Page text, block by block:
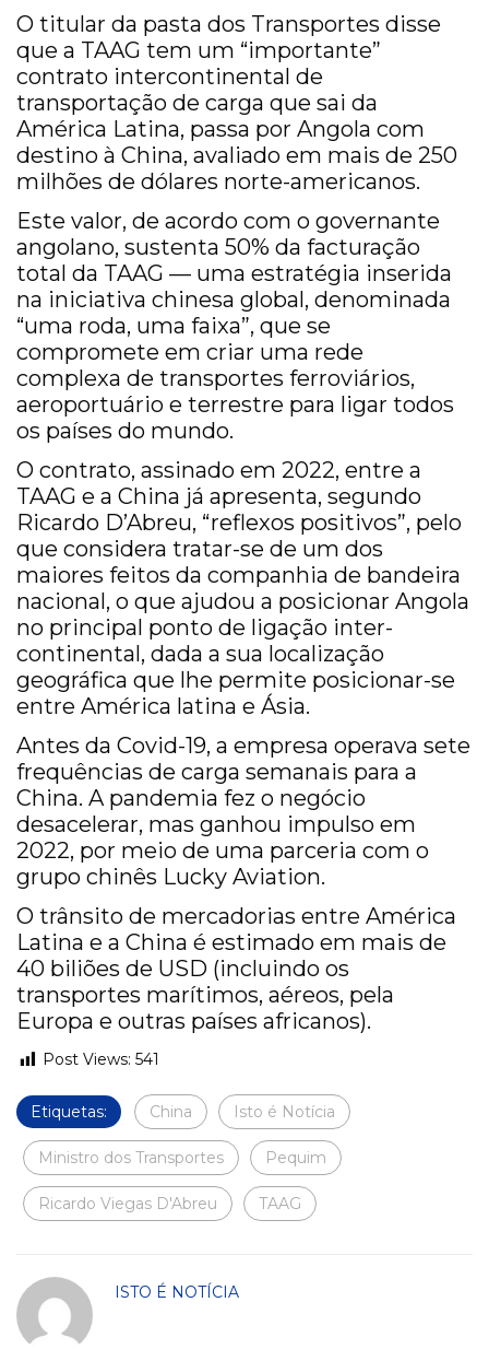
O titular da pasta dos Transportes disse
que a TAAG tem um “importante”
contrato intercontinental de
transportação de carga que sai da
América Latina, passa por Angola com
destino à China, avaliado em mais de 250
milhões de dólares norte-americanos.
Este valor, de acordo com o governante
angolano, sustenta 50% da facturação
total da TAAG — uma estratégia inserida
na iniciativa chinesa global, denominada
“uma roda, uma faixa”, que se
compromete em criar uma rede
complexa de transportes ferroviários,
aeroportuário e terrestre para ligar todos
os países do mundo.
O contrato, assinado em 2022, entre a
TAAG e a China já apresenta, segundo
Ricardo D’Abreu, “reflexos positivos”, pelo
que considera tratar-se de um dos
maiores feitos da companhia de bandeira
nacional, o que ajudou a posicionar Angola
no principal ponto de ligação inter-
continental, dada a sua localização
geográfica que lhe permite posicionar-se
entre América latina e Ásia.
Antes da Covid-19, a empresa operava sete
frequências de carga semanais para a
China. A pandemia fez o negócio
desacelerar, mas ganhou impulso em
2022, por meio de uma parceria com o
grupo chinês Lucky Aviation.
O trânsito de mercadorias entre América
Latina e a China é estimado em mais de
40 biliões de USD (incluindo os
transportes marítimos, aéreos, pela
Europa e outras países africanos).
Post Views: 541
Etiquetas: China Isto é Notícia
Ministro dos Transportes Pequim
Ricardo Viegas D'Abreu TAAG
ISTO É NOTÍCIA